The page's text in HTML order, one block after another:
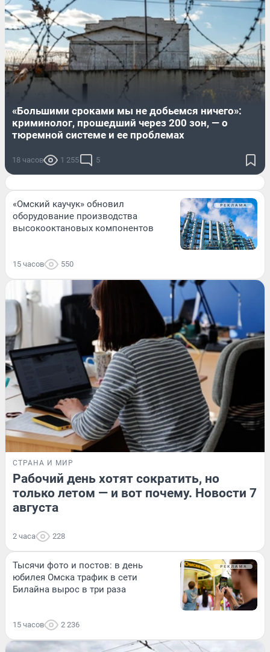
«Большими сроками мы не добьемся ничего»:
криминолог, прошедший через 200 зон, — о
тюремной системе и ее проблемах
18 часов 1 255 5
«Омский каучук» обновил
оборудование производства
высокооктановых компонентов
15 часов 550
СТРАНА И МИР
Рабочий день хотят сократить, но
только летом — и вот почему. Новости 7
августа
2 часа 228
Тысячи фото и постов: в день
юбилея Омска трафик в сети
Билайна вырос в три раза
15 часов 2 236